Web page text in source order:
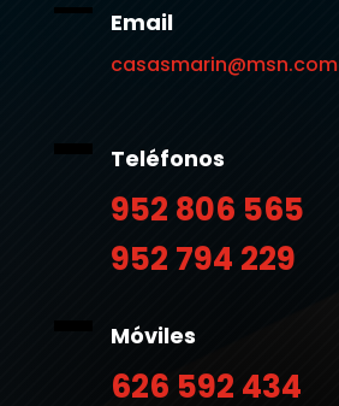
Email
casasmarin@msn.com
Teléfonos
952 806 565
952 794 229
Móviles
626 592 434